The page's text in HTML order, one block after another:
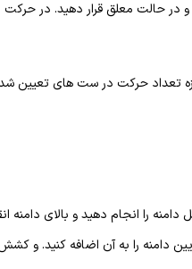
و در حالت معلق قرار دهید. در
را انجام دهید و بالای
را به آن اضافه کنید. و کشش